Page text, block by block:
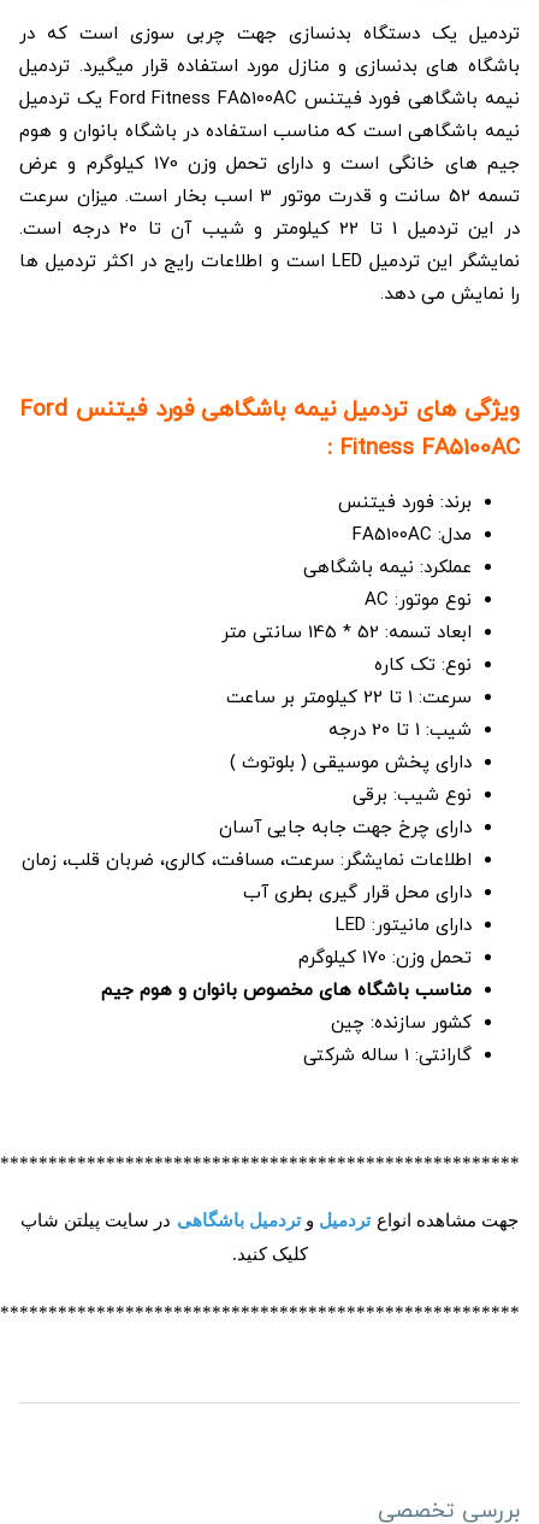
تردمیل یک دستگاه بدنسازی جهت چربی سوزی است که در
باشگاه های بدنسازی و منازل مورد استفاده قرار میگیرد. تردمیل
نیمه باشگاهی فورد فیتنس Ford Fitness FA5100AC یک تردمیل
نیمه باشگاهی است که مناسب استفاده در باشگاه بانوان و هوم
جیم های خانگی است و دارای تحمل وزن 170 کیلوگرم و عرض
تسمه 52 سانت و قدرت موتور 3 اسب بخار است. میزان سرعت
در این تردمیل 1 تا 22 کیلومتر و شیب آن تا 20 درجه است.
نمایشگر این تردمیل LED است و اطلاعات رایج در اکثر تردمیل ها
را نمایش می دهد.
ویژگی های تردمیل نیمه باشگاهی فورد فیتنس Ford
Fitness FA5100AC :
برند: فورد فیتنس
مدل: FA5100AC
عملکرد: نیمه باشگاهی
نوع موتور: AC
ابعاد تسمه: 52 * 145 سانتی متر
نوع: تک کاره
سرعت: 1 تا 22 کیلومتر بر ساعت
شیب: 1 تا 20 درجه
دارای پخش موسیقی ( بلوتوث )
نوع شیب: برقی
دارای چرخ جهت جابه جایی آسان
اطلاعات نمایشگر: سرعت، مسافت، کالری، ضربان قلب، زمان
دارای محل قرار گیری بطری آب
دارای مانیتور: LED
تحمل وزن: 170 کیلوگرم
مناسب باشگاه های مخصوص بانوان و هوم جیم
کشور سازنده: چین
گارانتی: 1 ساله شرکتی
جهت مشاهده انواع تردمیل وتردمیل باشگاهی در سایت پیلتن شاپ
کلیک کنید.
بررسی تخصصی